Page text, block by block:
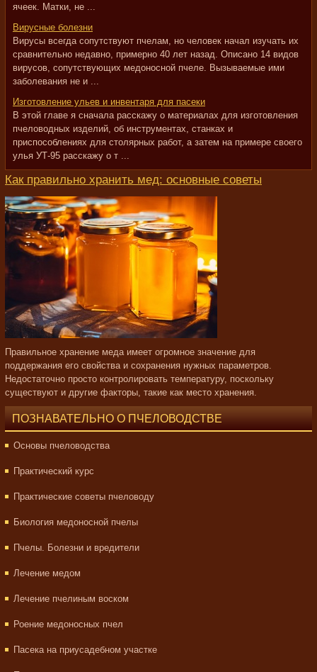
ячеек. Матки, не ...
Вирусные болезни
Вирусы всегда сопутствуют пчелам, но человек начал изучать их
сравнительно недавно, примерно 40 лет назад. Описано 14 видов
вирусов, сопутствующих медоносной пчеле. Вызываемые ими
заболевания не и ...
Изготовление ульев и инвентаря для пасеки
В этой главе я сначала расскажу о материалах для изготовления
пчеловодных изделий, об инструментах, станках и
приспособлениях для столярных работ, а затем на примере своего
улья УТ-95 расскажу о т ...
Как правильно хранить мед: основные советы
Правильное хранение меда имеет огромное значение для
поддержания его свойства и сохранения нужных параметров.
Недостаточно просто контролировать температуру, поскольку
существуют и другие факторы, такие как место хранения.
ПОЗНАВАТЕЛЬНО О ПЧЕЛОВОДСТВЕ
Основы пчеловодства
Практический курс
Практические советы пчеловоду
Биология медоносной пчелы
Пчелы. Болезни и вредители
Лечение медом
Лечение пчелиным воском
Роение медоносных пчел
Пасека на приусадебном участке